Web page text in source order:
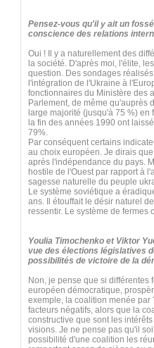
Pensez-vous qu'il y ait un
conscience des relations
Oui ! Il y a naturellement des
la société. D'après moi, l'élite,
question. Des sondages
l'intégration de l'Ukraine à
fonctionnaires du Ministère des
Parlement, de même qu'auprès
large majorité (jusqu'à 75 %)
la fin des années 1990 ont
79%.
Par conséquent certains
au choix européen. Je dirais
après l'indépendance du pays.
hostile de l'Ouest par rapport à
sagesse naturelle du peuple
Le système soviétique a
ans. Il étouffait le désir naturel
ressentir. Le système de
Youlia Timochenko et Viktor
vue des élections législatives
possibilités de victoire de la
Non, je pense que si différentes
européen démocratique,
exemple, la coalition menée par
facteurs négatifs, alors que la
constructive que sont les
visions. Je ne pense pas qu'il
possibilité d'une coalition les